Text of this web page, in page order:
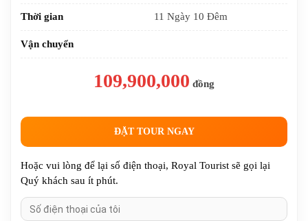
Thời gian 11 Ngày 10 Đêm
Vận chuyển
109,900,000 đồng
ĐẶT TOUR NGAY
Hoặc vui lòng để lại số điện thoại, Royal Tourist sẽ gọi lại
Quý khách sau ít phút.